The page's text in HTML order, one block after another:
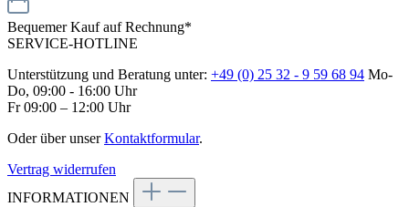
Bequemer Kauf auf Rechnung*
SERVICE-HOTLINE
Unterstützung und Beratung unter: +49 (0) 25 32 - 9 59 68 94 Mo-
Do, 09:00 - 16:00 Uhr
Fr 09:00 – 12:00 Uhr
Oder über unserKontaktformular.
Vertrag widerrufen
INFORMATIONEN